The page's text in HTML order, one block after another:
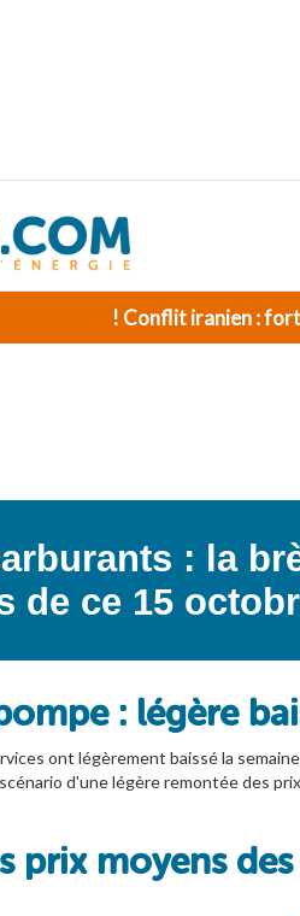
! Conflit iranien :
: la
de ce 15
: légère
ont légèrement baissé la
d'une légère remontée des
prix moyens